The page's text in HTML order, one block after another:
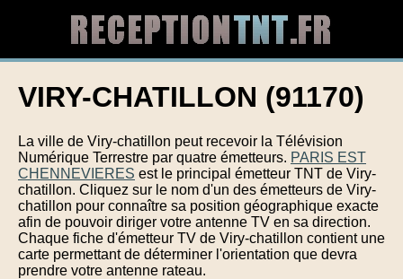
VIRY-CHATILLON (91170)
La ville de Viry-chatillon peut recevoir la Télévision
Numérique Terrestre par quatre émetteurs. PARIS EST
CHENNEVIERES est le principal émetteur TNT de Viry-
chatillon. Cliquez sur le nom d'un des émetteurs de Viry-
chatillon pour connaître sa position géographique exacte
afin de pouvoir diriger votre antenne TV en sa direction.
Chaque fiche d'émetteur TV de Viry-chatillon contient une
carte permettant de déterminer l'orientation que devra
prendre votre antenne rateau.